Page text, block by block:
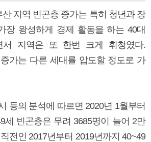
산 지역 빈곤층 증가는 특히 청년과 장
장 왕성하게 경제 활동을 하는 40대
서 지역은 또 한번 크게 휘청였다.
가는 다른 세대를 압도할 정도로 가
등의 분석에 따르면 2020년 1월부터
세 빈곤층은 무려 3685명이 늘어 2만
전인 2017년부터 2019년까지 40~49